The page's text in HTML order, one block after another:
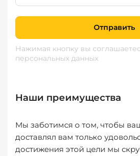
Отправить
Нажимая кнопку вы
персональных данных
Наши преимущества
Мы заботимся о том, чтобы
доставлял вам только
достижения этой цели мы